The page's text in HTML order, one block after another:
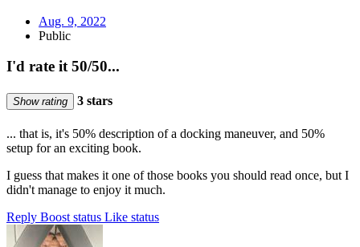
Aug. 9, 2022
Public
I'd rate it 50/50...
Show rating 3 stars
... that is, it's 50% description of a docking maneuver, and 50%
setup for an exciting book.
I guess that makes it one of those books you should read once, but I
didn't manage to enjoy it much.
Reply Boost status Like status